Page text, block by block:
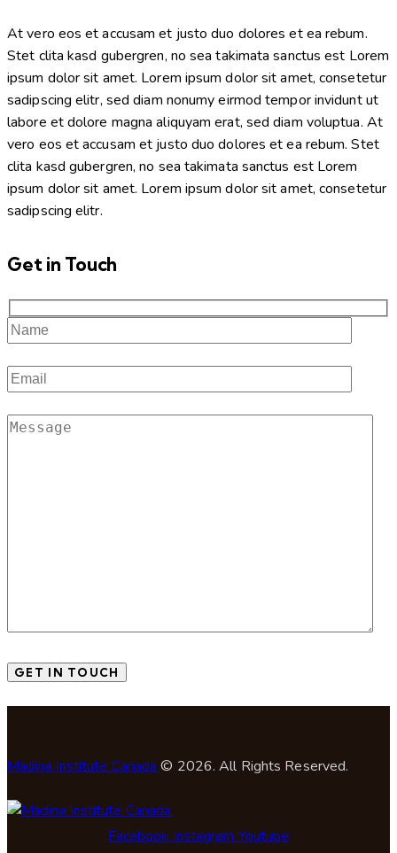
At vero eos et accusam et justo duo dolores et ea rebum.
Stet clita kasd gubergren, no sea takimata sanctus est Lorem
ipsum dolor sit amet. Lorem ipsum dolor sit amet, consetetur
sadipscing elitr, sed diam nonumy eirmod tempor invidunt ut
labore et dolore magna aliquyam erat, sed diam voluptua. At
vero eos et accusam et justo duo dolores et ea rebum. Stet
clita kasd gubergren, no sea takimata sanctus est Lorem
ipsum dolor sit amet. Lorem ipsum dolor sit amet, consetetur
sadipscing elitr.
Get in Touch
Madina Institute Canada © 2026. All Rights Reserved.
Facebook Instagram Youtube